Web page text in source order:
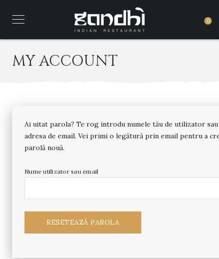
0
MY ACCOUNT
Ai uitat parola? Te rog introdu numele tău de utilizator sau
adresa de email. Vei primi o legătură prin email pentru a
parolă nouă.
Nume utilizator sau email
RESETEAZĂ PAROLA